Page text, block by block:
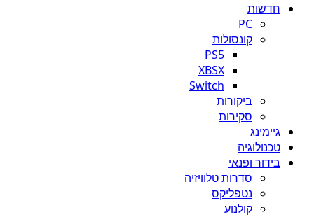
חדשות
PC
קונסולות
PS5
XBSX
Switch
ביקורות
סקירות
גיימינג
טכנולוגיה
בידור ופנאי
סדרות טלוויזיה
נטפליקס
קולנוע